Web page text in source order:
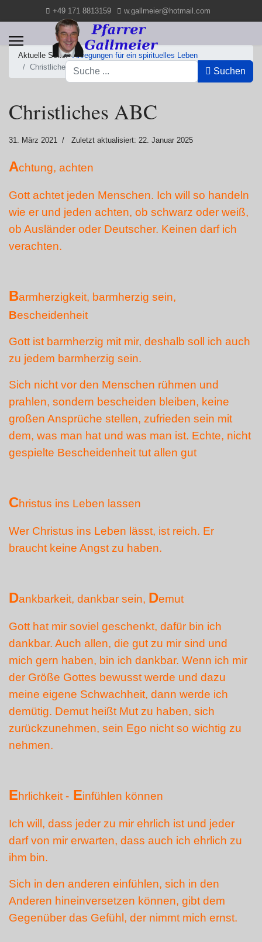
+49 171 8813159 w.gallmeier@hotmail.com
Suchen
Suchen
Aktuelle Seite:Anregungen für ein spirituelles Leben
Christliches ABC
Christliches ABC
31. März 2021 Zuletzt aktualisiert: 22. Januar 2025
Achtung, achten
Gott achtet jeden Menschen. Ich will so handeln
wie er und jeden achten, ob schwarz oder weiß,
ob Ausländer oder Deutscher. Keinen darf ich
verachten.
Barmherzigkeit, barmherzig sein,
Bescheidenheit
Gott ist barmherzig mit mir, deshalb soll ich auch
zu jedem barmherzig sein.
Sich nicht vor den Menschen rühmen und
prahlen, sondern bescheiden bleiben, keine
großen Ansprüche stellen, zufrieden sein mit
dem, was man hat und was man ist. Echte, nicht
gespielte Bescheidenheit tut allen gut
Christus ins Leben lassen
Wer Christus ins Leben lässt, ist reich. Er
braucht keine Angst zu haben.
Dankbarkeit, dankbar sein, Demut
Gott hat mir soviel geschenkt, dafür bin ich
dankbar. Auch allen, die gut zu mir sind und
mich gern haben, bin ich dankbar. Wenn ich mir
der Größe Gottes bewusst werde und dazu
meine eigene Schwachheit, dann werde ich
demütig. Demut heißt Mut zu haben, sich
zurückzunehmen, sein Ego nicht so wichtig zu
nehmen.
Ehrlichkeit - Einfühlen können
Ich will, dass jeder zu mir ehrlich ist und jeder
darf von mir erwarten, dass auch ich ehrlich zu
ihm bin.
Sich in den anderen einfühlen, sich in den
Anderen hineinversetzen können, gibt dem
Gegenüber das Gefühl, der nimmt mich ernst.